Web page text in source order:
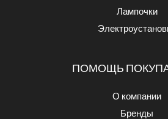
Лампочки
ПОМОЩЬ
О компании
Бренды